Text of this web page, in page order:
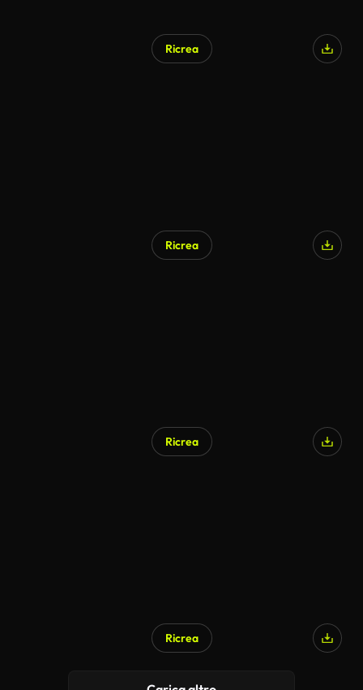
Ricrea
Ricrea
Ricrea
Ricrea